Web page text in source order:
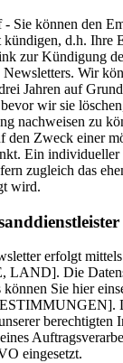
Sie können den
kündigen, d.h. Ihre
zur Kündigung
Wir
Jahren auf
wir sie
nachweisen zu
den Zweck einer
Ein individueller
zugleich das
wird.
erfolgt
Die
können Sie hier
berechtigten
eingesetzt.